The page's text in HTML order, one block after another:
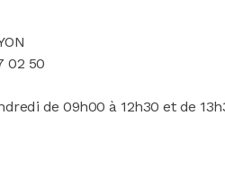
02 50
de 09h00 à 12h30 et de